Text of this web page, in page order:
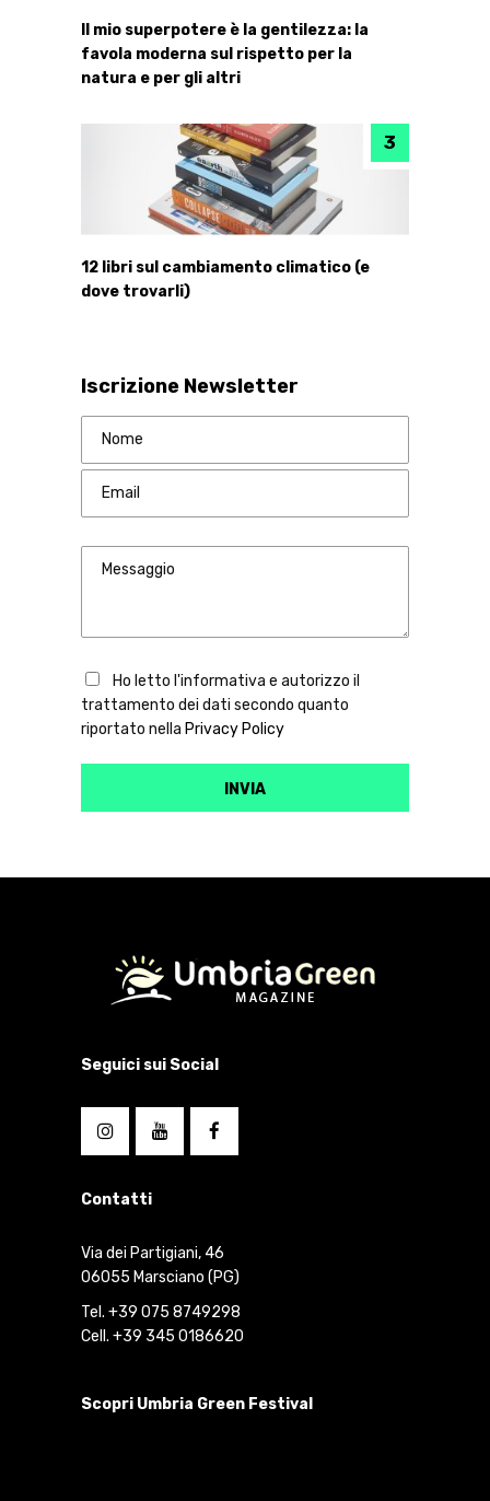
Il mio superpotere è la gentilezza: la
favola moderna sul rispetto per la
natura e per gli altri
12 libri sul cambiamento climatico (e
dove trovarli)
Iscrizione Newsletter
Ho letto l'informativa e autorizzo il
trattamento dei dati secondo quanto
riportato nella Privacy Policy
Seguici sui Social
Contatti
Via dei Partigiani, 46
06055 Marsciano (PG)
Tel. +39 075 8749298
Cell. +39 345 0186620
Scopri Umbria Green Festival